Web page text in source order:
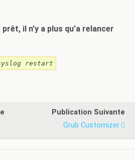
il n’y a plus qu’a relancer
restart
Publication Suivante
Grub Customizer